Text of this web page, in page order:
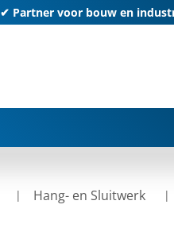
✔ Partner voor bouw en
Hang- en Sluitwerk